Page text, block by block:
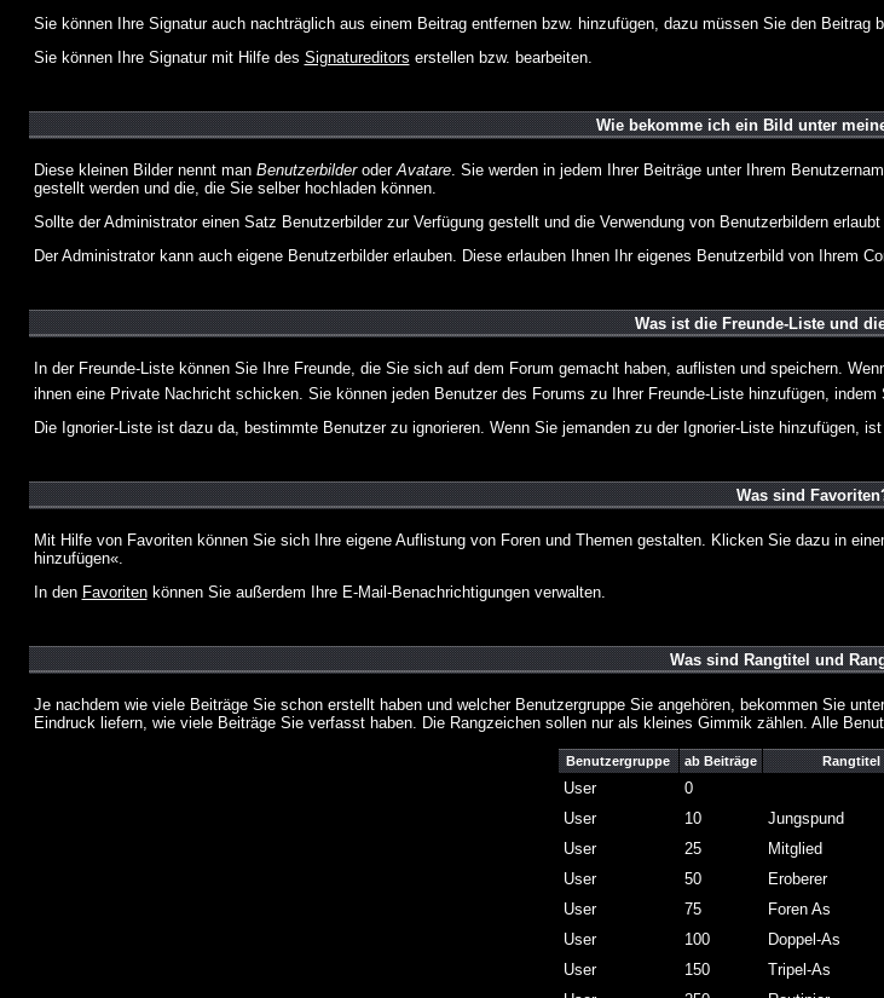
Sie können Ihre Signatur auch nachträglich aus einem Beitrag entfernen bzw. hinzufügen, dazu müssen Sie den Beitrag
Sie können Ihre Signatur mit Hilfe des Signatureditors erstellen bzw. bearbeiten.
Wie bekomme ich ein Bild unter
Diese kleinen Bilder nennt man BenutzerbilderoderAvatare. Sie werden in jedem Ihrer Beiträge unter Ihrem
gestellt werden und die, die Sie selber hochladen können.
Sollte der Administrator einen Satz Benutzerbilder zur Verfügung gestellt und die Verwendung von Benutzerbildern
Der Administrator kann auch eigene Benutzerbilder erlauben. Diese erlauben Ihnen Ihr eigenes Benutzerbild von Ihrem
Was ist die Freunde-Liste und
In der Freunde-Liste können Sie Ihre Freunde, die Sie sich auf dem Forum gemacht haben, auflisten und speichern.
ihnen eine Private Nachricht schicken. Sie können jeden Benutzer des Forums zu Ihrer Freunde-Liste hinzufügen,
Die Ignorier-Liste ist dazu da, bestimmte Benutzer zu ignorieren. Wenn Sie jemanden zu der Ignorier-Liste hinzufügen,
Was sind
Mit Hilfe von Favoriten können Sie sich Ihre eigene Auflistung von Foren und Themen gestalten. Klicken Sie dazu in
hinzufügen«.
In den Favoritenkönnen Sie außerdem Ihre E-Mail-Benachrichtigungen verwalten.
Was sind Rangtitel und
Je nachdem wie viele Beiträge Sie schon erstellt haben und welcher Benutzergruppe Sie angehören, bekommen Sie
Eindruck liefern, wie viele Beiträge Sie verfasst haben. Die Rangzeichen sollen nur als kleines Gimmik zählen. Alle
Benutzergruppe ab Beiträge Rangtitel
User
0
User
10
Jungspund
User
25
Mitglied
User
50
Eroberer
User
75
Foren As
User
100
Doppel-As
User
150
Tripel-As